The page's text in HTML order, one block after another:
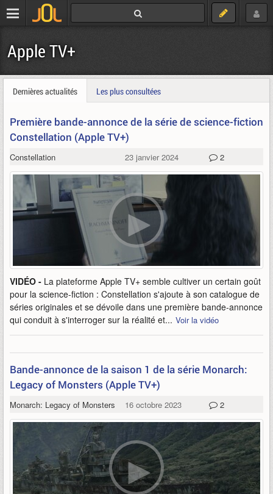
Apple TV+
Dernières actualités Les plus consultées
Première bande-annonce de la série de science-fiction
Constellation (Apple TV+)
Constellation 23 janvier 2024 2
VIDÉO - La plateforme Apple TV+ semble cultiver un certain goût
pour la science-fiction : Constellation s'ajoute à son catalogue de
séries originales et se dévoile dans une première bande-annonce
qui conduit à s'interroger sur la réalité et... Voir la vidéo
Bande-annonce de la saison 1 de la série Monarch:
Legacy of Monsters (Apple TV+)
Monarch: Legacy of Monsters 16 octobre 2023 2